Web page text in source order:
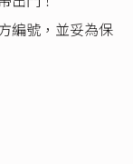
編號，並妥為保